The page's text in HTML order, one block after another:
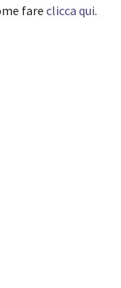
fare clicca qui.